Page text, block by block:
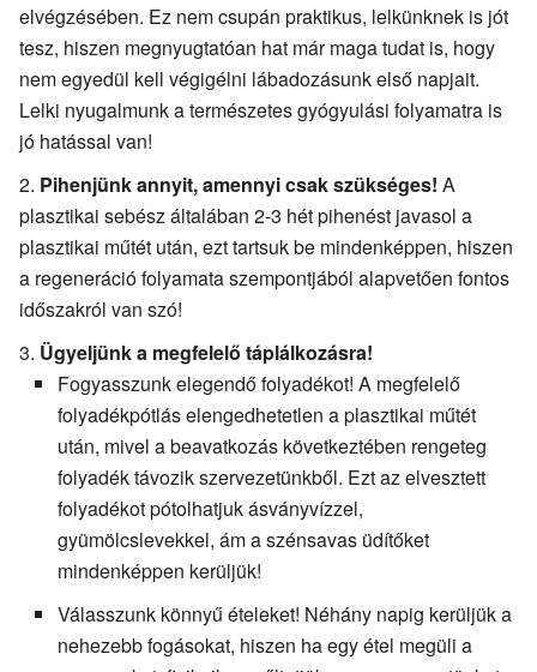
elvégzésében. Ez nem csupán praktikus, lelkünknek is jót
tesz, hiszen megnyugtatóan hat már maga tudat is, hogy
nem egyedül kell végigélni lábadozásunk első napjait.
Lelki nyugalmunk a természetes gyógyulási folyamatra is
jó hatással van!
Pihenjünk annyit, amennyi csak szükséges! A
plasztikai sebész általában 2-3 hét pihenést javasol a
plasztikai műtét után, ezt tartsuk be mindenképpen, hiszen
a regeneráció folyamata szempontjából alapvetően fontos
időszakról van szó!
Ügyeljünk a megfelelő táplálkozásra!
Fogyasszunk elegendő folyadékot! A megfelelő
folyadékpótlás elengedhetetlen a plasztikai műtét
után, mivel a beavatkozás következtében rengeteg
folyadék távozik szervezetünkből. Ezt az elvesztett
folyadékot pótolhatjuk ásványvízzel,
gyümölcslevekkel, ám a szénsavas üdítőket
mindenképpen kerüljük!
Válasszunk könnyű ételeket! Néhány napig kerüljük a
nehezebb fogásokat, hiszen ha egy étel megüli a